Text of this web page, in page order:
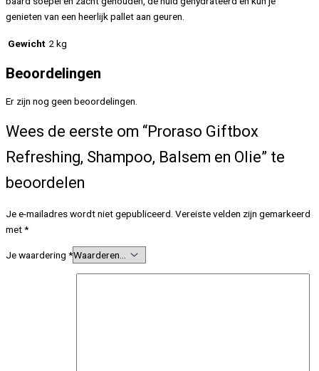
genieten van een heerlijk pallet aan geuren.
Gewicht 2 kg
Beoordelingen
Er zijn nog geen beoordelingen.
Wees de eerste om “Proraso Giftbox
Refreshing, Shampoo, Balsem en Olie” te
beoordelen
Je e-mailadres wordt niet gepubliceerd. Vereiste velden zijn gemarkeerd
met*
Je waardering *